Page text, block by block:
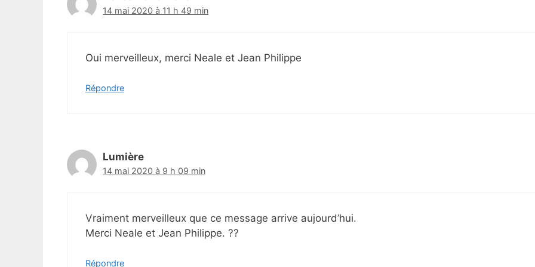
14 mai 2020 à 11 h 49 min
Oui merveilleux, merci Neale et Jean Philippe
Répondre
Lumière
14 mai 2020 à 9 h 09 min
Vraiment merveilleux que ce message arrive aujourd’hui.
Merci Neale et Jean Philippe. ??
Répondre